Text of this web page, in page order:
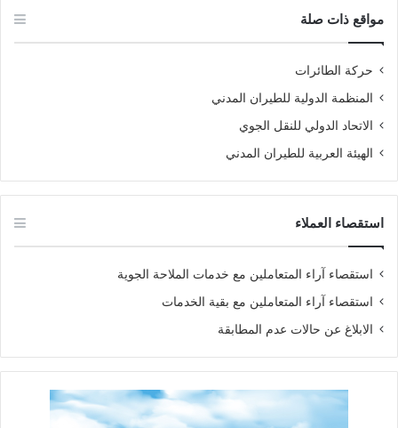
مواقع ذات صلة
حركة الطائرات
المنظمة الدولية للطيران المدني
الاتحاد الدولي للنقل الجوي
الهيئة العربية للطيران المدني
استقصاء العملاء
استقصاء آراء المتعاملين مع خدمات الملاحة الجوية
استقصاء آراء المتعاملين مع بقية الخدمات
الابلاغ عن حالات عدم المطابقة